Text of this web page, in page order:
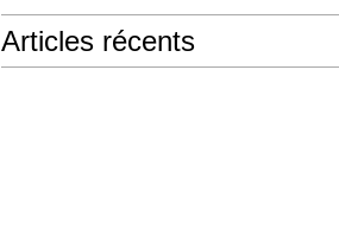
Articles récents